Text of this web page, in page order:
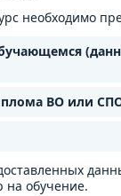
необходимо
ВО или
на обучение.